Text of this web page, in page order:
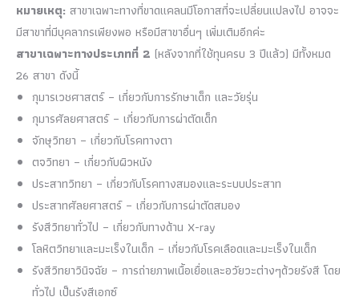
หมายเหตุ: สาขาเฉพาะทางที่ขาดแคลนมีโอกาสที่จะเปลี่ยนแปลงไป อาจจะ
มีสาขาที่มีบุคลากรเพียงพอ หรือมีสาขาอื่นๆ เพิ่มเติมอีกค่ะ
สาขาเฉพาะทางประเภทที่ 2 (หลังจากที่ใช้ทุนครบ 3 ปีแล้ว) มีทั้งหมด
26 สาขา ดังนี้
กุมารเวชศาสตร์ – เกี่ยวกับการรักษาเด็ก และวัยรุ่น
กุมารศัลยศาสตร์ – เกี่ยวกับการผ่าตัดเด็ก
จักษุวิทยา – เกี่ยวกับโรคทางตา
ตจวิทยา – เกี่ยวกับผิวหนัง
ประสาทวิทยา – เกี่ยวกับโรคทางสมองและระบบประสาท
ประสาทศัลยศาสตร์ – เกี่ยวกับการผ่าตัดสมอง
รังสีวิทยาทั่วไป – เกี่ยวกับทางด้าน X-ray
โลหิตวิทยาและมะเร็งในเด็ก – เกี่ยวกับโรคเลือดและมะเร็งในเด็ก
รังสีวิทยาวินิจฉัย – การถ่ายภาพเนื้อเยื่อและอวัยวะต่างๆด้วยรังสี โดย
ทั่วไป เป็นรังสีเอกซ์